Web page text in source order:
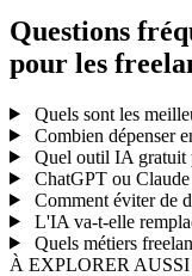
Questions
pour les
Quels sont les
Combien dépenser
Quel outil IA gratuit
ChatGPT ou
Comment éviter de
L'IA va-t-elle
Quels métiers
À EXPLORER AUSSI